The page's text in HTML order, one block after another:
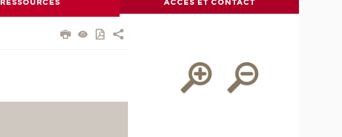
RESSOURCES ACCÈS ET CONTACT